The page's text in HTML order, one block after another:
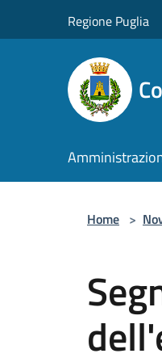
Regione Puglia
Home >